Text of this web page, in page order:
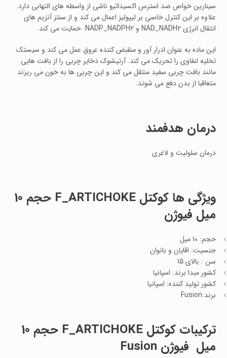
سینارین خواص ضد استرس اکسیداتیو ناشی از واسطه های التهابی دارد.
علاوه بر این کنترل خاصی بر لیپولیز اعمال می کند و از سنتز آنزیم های
انتقال انرژی NAD_NADH2 و NADP_NADPH2 حمایت می کند.
این ماده به عنوان ادرار آور و منقبض کننده عروق عمل می کند و سیستک
تخلیه لنفاوی را تحریک می کند. آرتیشوک ذخایر چربی را از بافت هایی
مانند بافت چربی سفید منتقل می کند و این چربی ها به خون می ریزند
متعاقبا از بدن دفع می شوند.
درمان هدفمند
درمان سلولیت و لاغری
ویژگی ها کوکتل F_ARTICHOKE حجم 10
میل فیوژن
حجم: 10 میل
جنسیت: اقایان و بانوان
سن : بالای 15
کشور مبدا برند: اسپانیا
کشور تولید کننده: اسپانیا
برند:Fusion
ترکیبات کوکتل F_ARTICHOKE حجم 10
میل فیوژن Fusion